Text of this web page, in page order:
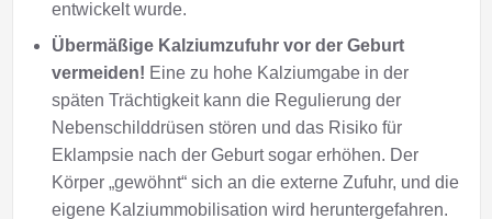
entwickelt wurde.
Übermäßige Kalziumzufuhr vor der Geburt
vermeiden! Eine zu hohe Kalziumgabe in der
späten Trächtigkeit kann die Regulierung der
Nebenschilddrüsen stören und das Risiko für
Eklampsie nach der Geburt sogar erhöhen. Der
Körper „gewöhnt“ sich an die externe Zufuhr, und die
eigene Kalziummobilisation wird heruntergefahren.